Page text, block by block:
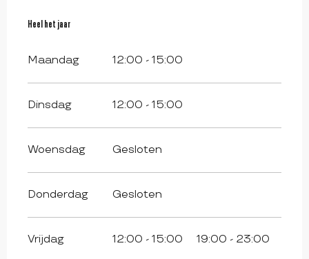
Heel het jaar
Heel het jaar
Maandag 12:00 - 15:00
Dinsdag 12:00 - 15:00
Woensdag Gesloten
Donderdag Gesloten
Vrijdag 12:00 - 15:00 19:00 - 23:00